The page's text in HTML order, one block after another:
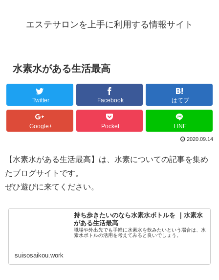
エステサロンを上手に利用する情報サイト
水素水がある生活最高
Twitter Facebook はてブ
Google+ Pocket LINE
2020.09.14
【水素水がある生活最高】は、水素についての記事を集め
たブログサイトです。
ぜひ遊びに来てください。
持ち歩きたいのなら水素水ボトルを ｜水素水
がある生活最高
職場や外出先でも手軽に水素水を飲みたいという場合は、水
素水ボトルの活用を考えてみると良いでしょう。
suisosaikou.work